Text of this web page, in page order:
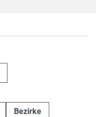
Bezirke